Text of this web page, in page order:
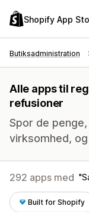
Shopify App
Butiksadministration
Alle apps til
refusioner
Spor de
virksomhed,
292 apps med
Built for Shopify